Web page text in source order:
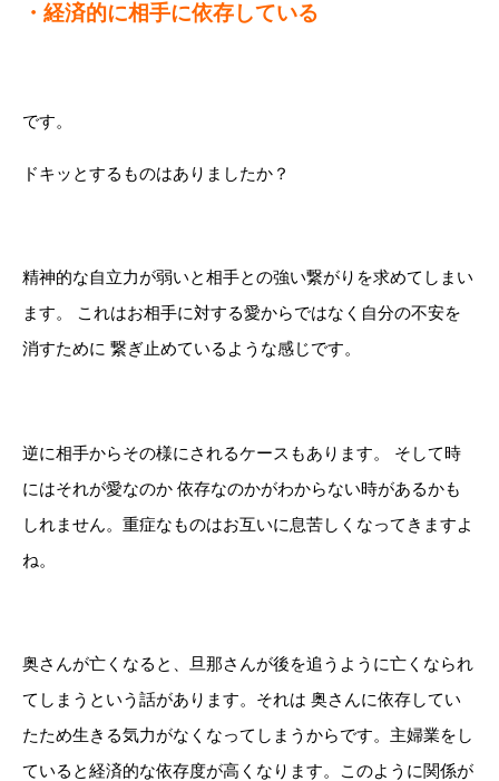
・経済的に相手に依存している
です。
ドキッとするものはありましたか？
精神的な自立力が弱いと相手との強い繋がりを求めてしまい
ます。 これはお相手に対する愛からではなく自分の不安を
消すために 繋ぎ止めているような感じです。
逆に相手からその様にされるケースもあります。 そして時
にはそれが愛なのか 依存なのかがわからない時があるかも
しれません。重症なものはお互いに息苦しくなってきますよ
ね。
奥さんが亡くなると、旦那さんが後を追うように亡くなられ
てしまうという話があります。それは 奥さんに依存してい
たため生きる気力がなくなってしまうからです。主婦業をし
ていると経済的な依存度が高くなります。このように関係が